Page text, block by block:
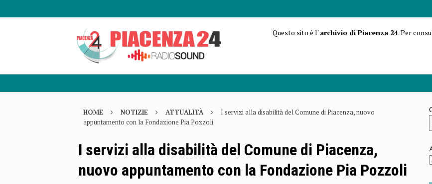
Questo sito è l'archivio di Piacenza 24. Per
HOME NOTIZIE ATTUALITÀ
I servizi alla disabilità del Comune di Piacenza, nuovo
appuntamento con la Fondazione Pia Pozzoli
I servizi alla disabilità del Comune di Piacenza,
nuovo appuntamento con la Fondazione Pia Pozzoli